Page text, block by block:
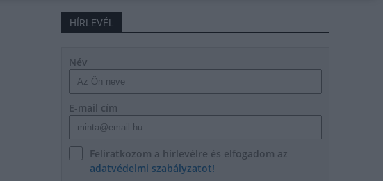
HÍRLEVÉL
Név
E-mail cím
Feliratkozom a hírlevélre és elfogadom az
adatvédelmi szabályzatot!